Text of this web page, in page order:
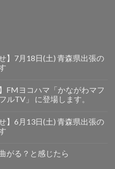
】7月18日(土) 青森県出張の
FMヨコハマ「かながわマフ
ルTV」 に登場します。
】6月13日(土) 青森県出張の
がる？と感じたら